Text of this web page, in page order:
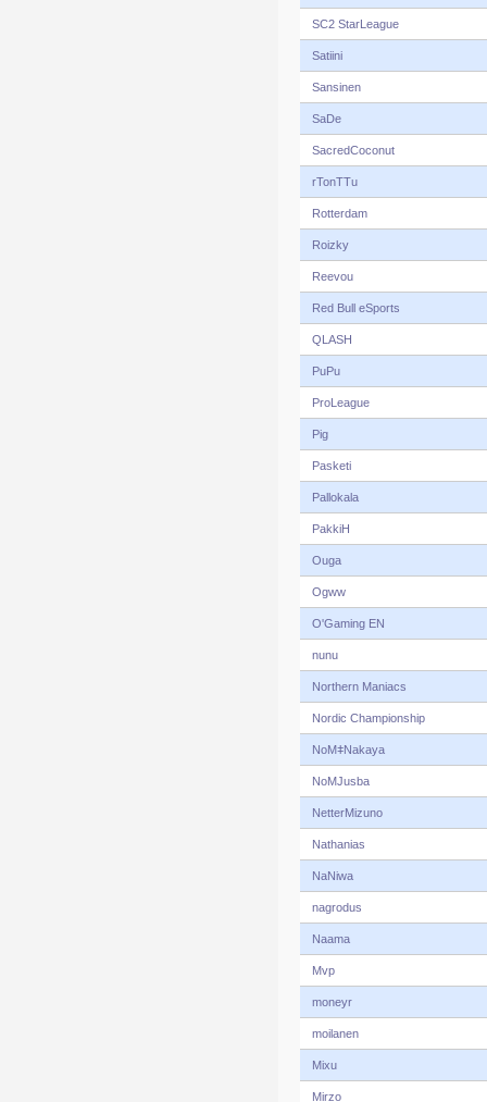
SC2 StarLeague
Satiini
Sansinen
SaDe
SacredCoconut
rTonTTu
Rotterdam
Roizky
Reevou
Red Bull eSports
QLASH
PuPu
ProLeague
Pig
Pasketi
Pallokala
PakkiH
Ouga
Ogww
O'Gaming EN
nunu
Northern Maniacs
Nordic Championship
NoMǂNakaya
NoMJusba
NetterMizuno
Nathanias
NaNiwa
nagrodus
Naama
Mvp
moneyr
moilanen
Mixu
Mirzo